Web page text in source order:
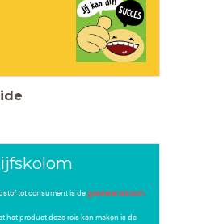
tot consument is degoederenstroom.
het product deze reis kan maken is de